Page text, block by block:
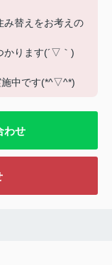
み替えをお考えの
かります(´▽｀)
施中です(*^▽^*)
わせ